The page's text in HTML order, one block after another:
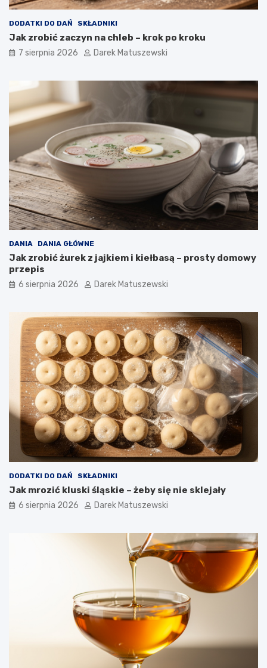
y
a
n
a
o
ś
ć
s
ż
o
n
y
c
h
p
o
t
r
a
w
DODATKI DO DAŃ SKŁADNIKI
Jak zrobić zaczyn na chleb – krok po kroku
7 sierpnia 2026 Darek Matuszewski
DANIA DANIA GŁÓWNE
Jak zrobić żurek z jajkiem i kiełbasą – prosty domowy
przepis
6 sierpnia 2026 Darek Matuszewski
DODATKI DO DAŃ SKŁADNIKI
Jak mrozić kluski śląskie – żeby się nie sklejały
6 sierpnia 2026 Darek Matuszewski